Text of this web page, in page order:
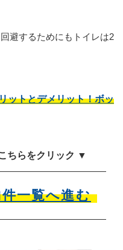
避するためにもトイレは2
ットとデメリット！ボッ
ちらをクリック ▼
一覧へ進む